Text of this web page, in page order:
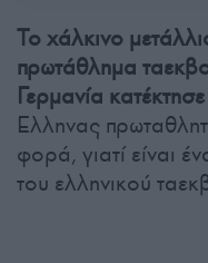
Το χάλκινο
πρωτάθλημα
Γερμανία
Ελληνας
φορά, γιατί είναι
του ελληνικού